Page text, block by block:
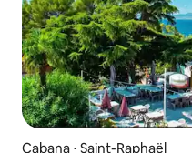
Cabana ⋅ Saint-Raphaël